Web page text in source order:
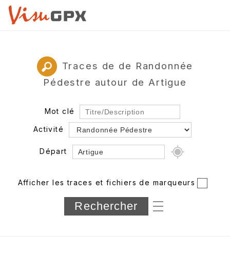
Traces de de Randonnée
Pédestre autour de Artigue
Mot clé
Activité
Départ
Département
Longueur min/max
Afficher les traces et fichiers de marqueurs